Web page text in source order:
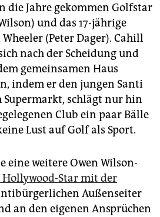
die Jahre gekommen Golfstar
und das 17-jährige
(Peter Dager). Cahill
nach der Scheidung und
gemeinsamen Haus
indem er den jungen Santi
Supermarkt, schlägt nur hin
Club ein paar Bälle
Lust auf Golf als Sport.
eine weitere Owen Wilson-
Hollywood-Star mit der
Außenseiter
an den eigenen Ansprüchen